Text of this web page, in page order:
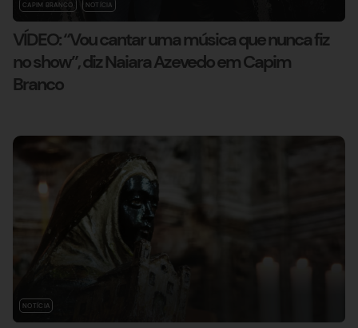
CAPIM BRANCO NOTÍCIA
VÍDEO: “Vou cantar uma música que nunca fiz
no show”, diz Naiara Azevedo em Capim
Branco
NOTÍCIA